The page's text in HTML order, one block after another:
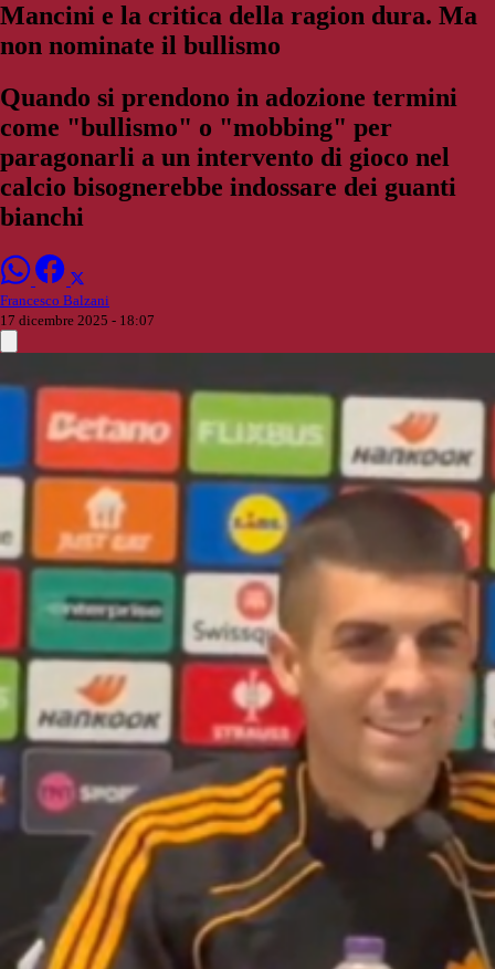
Mancini e la critica della ragion dura. Ma
non nominate il bullismo
Quando si prendono in adozione termini
come "bullismo" o "mobbing" per
paragonarli a un intervento di gioco nel
calcio bisognerebbe indossare dei guanti
bianchi
Francesco Balzani
17 dicembre 2025 - 18:07